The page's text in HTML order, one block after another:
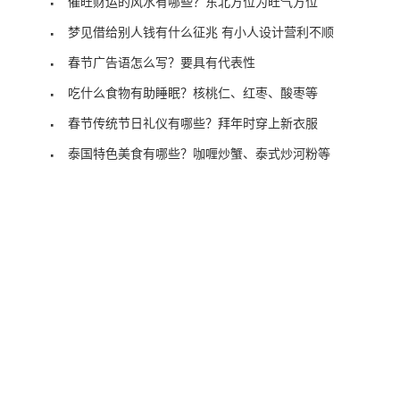
梦见借给别人钱有什么征兆 有小人设计营利不顺
春节广告语怎么写？要具有代表性
吃什么食物有助睡眠？核桃仁、红枣、酸枣等
春节传统节日礼仪有哪些？拜年时穿上新衣服
泰国特色美食有哪些？咖喱炒蟹、泰式炒河粉等